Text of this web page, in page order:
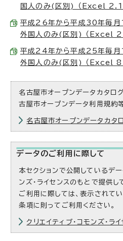
国人のみ(区別) （Excel 2.1
平成26年から平成30年毎月
外国人のみ(区別) （Excel
平成24年から平成25年毎月
外国人のみ(区別) （Excel
名古屋市オープンデータカタロ
古屋市オープンデータ利用規約
名古屋市オープンデータカタ
データのご利用に際して
本セクションで公開しているデー
ンズ・ライセンスのもとで提供
ご利用に際しては、表示されて
条項に則ってご利用ください。
クリエイティブ・コモンズ・ラ